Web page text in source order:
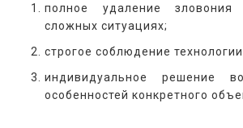
полное удаление
сложных ситуациях;
строгое соблюдение
индивидуальное решение
особенностей конкретного